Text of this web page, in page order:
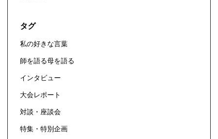
タグ
私の好きな言葉
師を語る母を語る
インタビュー
大会レポート
対談・座談会
特集・特別企画